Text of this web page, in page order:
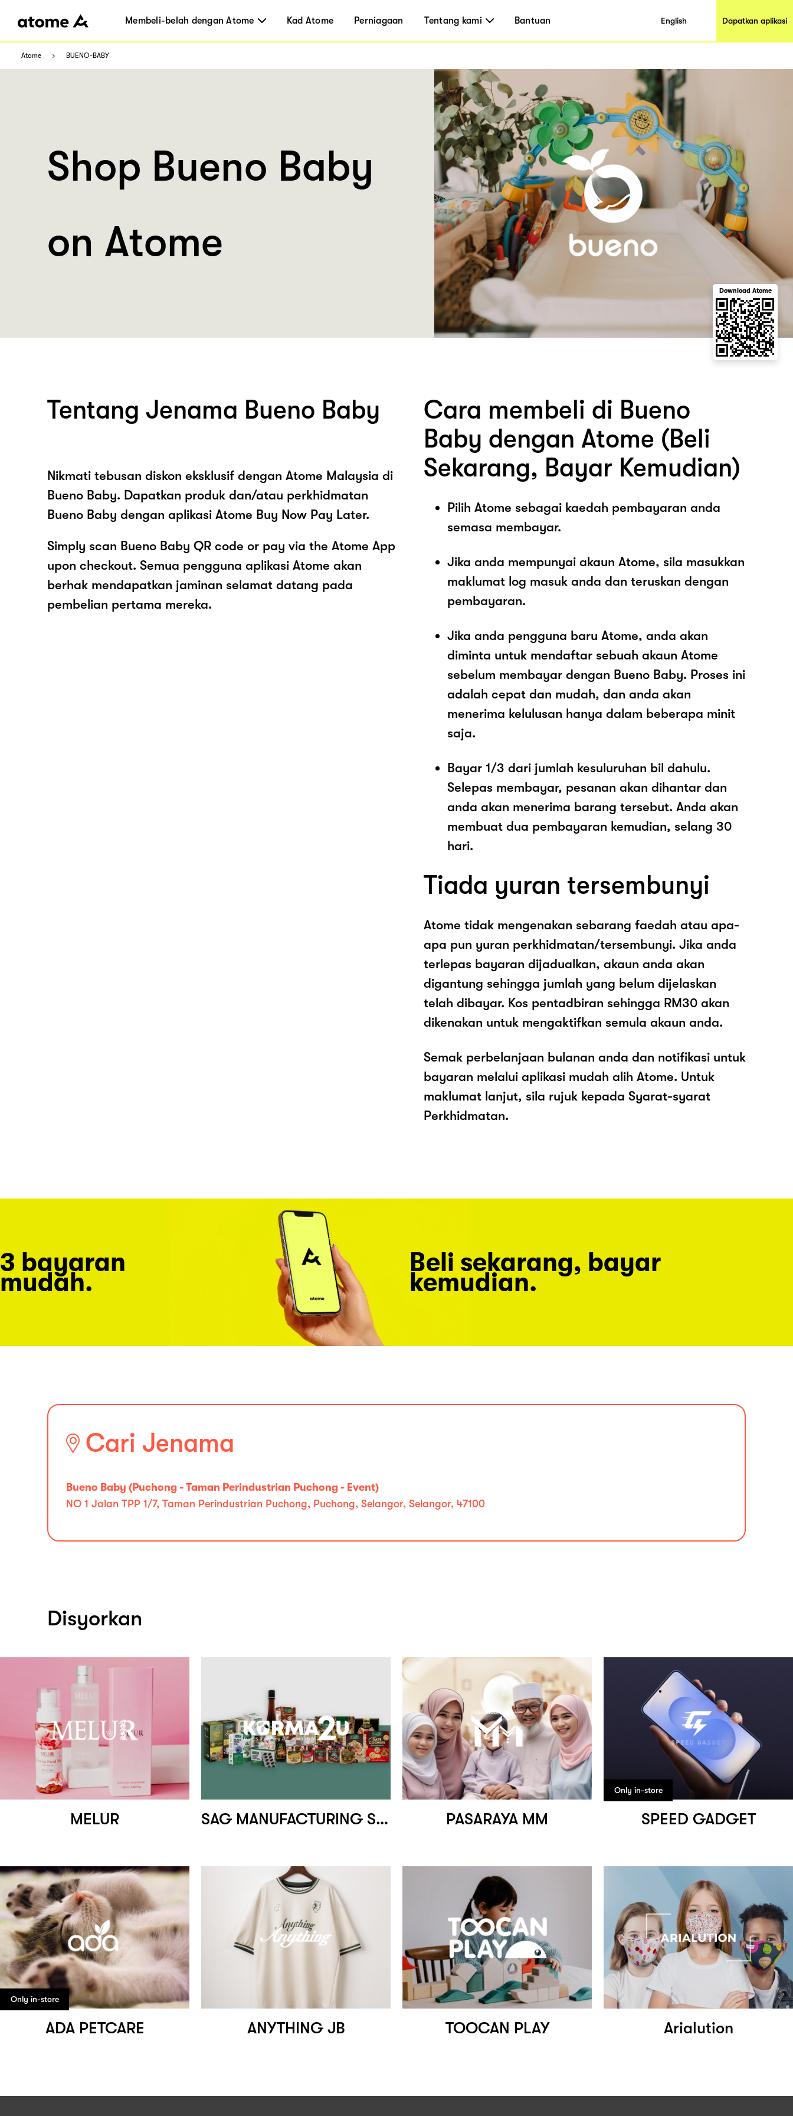
Membeli-belah dengan Atome Kad Atome Perniagaan Tentang kami Bantuan English Dapatkan aplikasi
Atome BUENO-BABY
Shop Bueno Baby
on Atome
Download Atome
Tentang Jenama Bueno Baby
Nikmati tebusan diskon eksklusif dengan Atome Malaysia di
Bueno Baby. Dapatkan produk dan/atau perkhidmatan
Bueno Baby dengan aplikasi Atome Buy Now Pay Later.
Simply scan Bueno Baby QR code or pay via the Atome App
upon checkout. Semua pengguna aplikasi Atome akan
berhak mendapatkan jaminan selamat datang pada
pembelian pertama mereka.
Cara membeli di Bueno
Baby dengan Atome (Beli
Sekarang, Bayar Kemudian)
Pilih Atome sebagai kaedah pembayaran anda
semasa membayar.
Jika anda mempunyai akaun Atome, sila masukkan
maklumat log masuk anda dan teruskan dengan
pembayaran.
Jika anda pengguna baru Atome, anda akan
diminta untuk mendaftar sebuah akaun Atome
sebelum membayar dengan Bueno Baby. Proses ini
adalah cepat dan mudah, dan anda akan
menerima kelulusan hanya dalam beberapa minit
saja.
Bayar 1/3 dari jumlah kesuluruhan bil dahulu.
Selepas membayar, pesanan akan dihantar dan
anda akan menerima barang tersebut. Anda akan
membuat dua pembayaran kemudian, selang 30
hari.
Tiada yuran tersembunyi
Atome tidak mengenakan sebarang faedah atau apa-
apa pun yuran perkhidmatan/tersembunyi. Jika anda
terlepas bayaran dijadualkan, akaun anda akan
digantung sehingga jumlah yang belum dijelaskan
telah dibayar. Kos pentadbiran sehingga RM30 akan
dikenakan untuk mengaktifkan semula akaun anda.
Semak perbelanjaan bulanan anda dan notifikasi untuk
bayaran melalui aplikasi mudah alih Atome. Untuk
maklumat lanjut, sila rujuk kepada Syarat-syarat
Perkhidmatan.
3 bayaran
mudah.
Beli sekarang, bayar
kemudian.
Cari Jenama
Bueno Baby (Puchong - Taman Perindustrian Puchong - Event)
NO 1 Jalan TPP 1/7, Taman Perindustrian Puchong, Puchong, Selangor, Selangor, 47100
Disyorkan
MELUR SAG MANUFACTURING SDN. BHD. PASARAYA MM
Only in-store
SPEED GADGET
Only in-store
ADA PETCARE ANYTHING JB TOOCAN PLAY Arialution